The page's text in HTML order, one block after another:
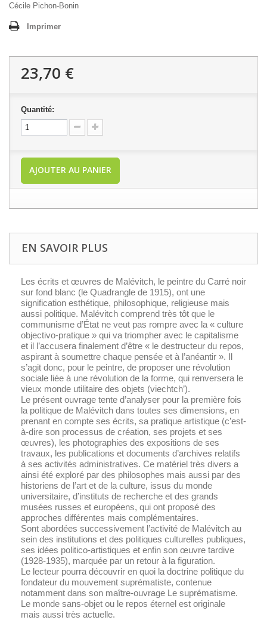
Cécile Pichon-Bonin
Imprimer
23,70 €
Quantité:
AJOUTER AU PANIER
EN SAVOIR PLUS
Les écrits et œuvres de Malévitch, le peintre du Carré noir
sur fond blanc (le Quadrangle de 1915), ont une
signification esthétique, philosophique, religieuse mais
aussi politique. Malévitch comprend très tôt que le
communisme d’État ne veut pas rompre avec la « culture
objectivo-pratique » qui va triompher avec le capitalisme
et il l’accusera finalement d’être « le destructeur du repos,
aspirant à soumettre chaque pensée et à l’anéantir ». Il
s’agit donc, pour le peintre, de proposer une révolution
sociale liée à une révolution de la forme, qui renversera le
vieux monde utilitaire des objets (viechtch’).
Le présent ouvrage tente d’analyser pour la première fois
la politique de Malévitch dans toutes ses dimensions, en
prenant en compte ses écrits, sa pratique artistique (c’est-
à-dire son processus de création, ses projets et ses
œuvres), les photographies des expositions de ses
travaux, les publications et documents d’archives relatifs
à ses activités administratives. Ce matériel très divers a
ainsi été exploré par des philosophes mais aussi par des
historiens de l’art et de la culture, issus du monde
universitaire, d’instituts de recherche et des grands
musées russes et européens, qui ont proposé des
approches différentes mais complémentaires.
Sont abordées successivement l’activité de Malévitch au
sein des institutions et des politiques culturelles publiques,
ses idées politico-artistiques et enfin son œuvre tardive
(1928-1935), marquée par un retour à la figuration.
Le lecteur pourra découvrir en quoi la doctrine politique du
fondateur du mouvement suprématiste, contenue
notamment dans son maître-ouvrage Le suprématisme.
Le monde sans-objet ou le repos éternel est originale
mais aussi très actuelle.